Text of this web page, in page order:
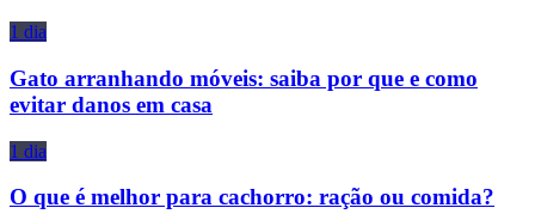
1 dia
Gato arranhando móveis: saiba por que e como
evitar danos em casa
1 dia
O que é melhor para cachorro: ração ou comida?